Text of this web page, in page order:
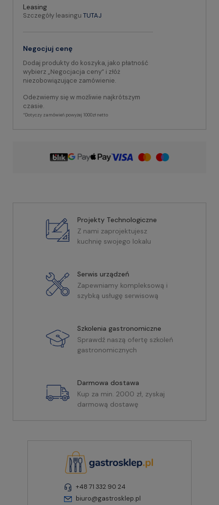
Leasing
Szczegóły leasingu TUTAJ
Negocjuj cenę
Dodaj produkty do koszyka, jako płatność
wybierz „Negocjacja ceny” i złóż
niezobowiązujące zamówienie.
Odezwiemy się w możliwie najkrótszym
czasie.
*Dotyczy zamówień powyżej 1000zł netto
Projekty Technologiczne
Z nami zaprojektujesz
kuchnię swojego lokalu
Serwis urządzeń
Zapewniamy kompleksową i
szybką usługę serwisową
Szkolenia gastronomiczne
Sprawdź naszą ofertę szkoleń
gastronomicznych
Darmowa dostawa
Kup za min. 2000 zł, zyskaj
darmową dostawę
+48 71 332 90 24
biuro@gastrosklep.pl